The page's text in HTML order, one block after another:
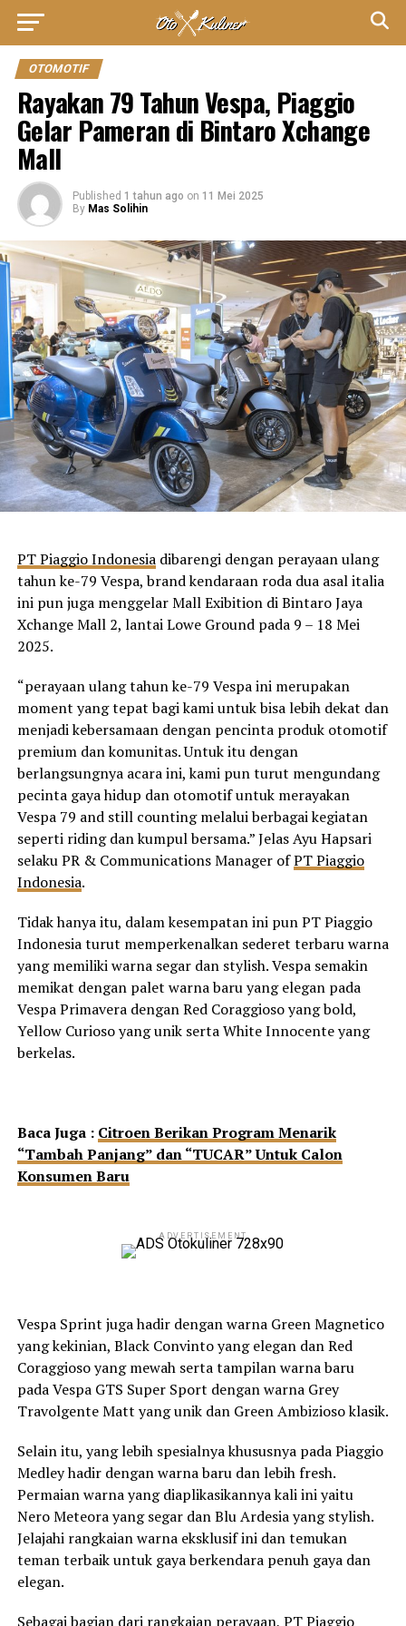
OTOMOTIF
Rayakan 79 Tahun Vespa, Piaggio
Gelar Pameran di Bintaro Xchange
Mall
Published 1 tahun ago on 11 Mei 2025
By Mas Solihin
PT Piaggio Indonesiadibarengi dengan perayaan ulang
tahun ke-79 Vespa, brand kendaraan roda dua asal italia
ini pun juga menggelar Mall Exibition di Bintaro Jaya
Xchange Mall 2, lantai Lowe Ground pada 9 – 18 Mei
2025.
“perayaan ulang tahun ke-79 Vespa ini merupakan
moment yang tepat bagi kami untuk bisa lebih dekat dan
menjadi kebersamaan dengan pencinta produk otomotif
premium dan komunitas. Untuk itu dengan
berlangsungnya acara ini, kami pun turut mengundang
pecinta gaya hidup dan otomotif untuk merayakan
Vespa 79 and still counting melalui berbagai kegiatan
seperti riding dan kumpul bersama.” Jelas Ayu Hapsari
selaku PR & Communications Manager ofPT Piaggio
Indonesia.
Tidak hanya itu, dalam kesempatan ini pun PT Piaggio
Indonesia turut memperkenalkan sederet terbaru warna
yang memiliki warna segar dan stylish. Vespa semakin
memikat dengan palet warna baru yang elegan pada
Vespa Primavera dengan Red Coraggioso yang bold,
Yellow Curioso yang unik serta White Innocente yang
berkelas.
Baca Juga : Citroen Berikan Program Menarik
“Tambah Panjang” dan “TUCAR” Untuk Calon
Konsumen Baru
ADVERTISEMENT
Vespa Sprint juga hadir dengan warna Green Magnetico
yang kekinian, Black Convinto yang elegan dan Red
Coraggioso yang mewah serta tampilan warna baru
pada Vespa GTS Super Sport dengan warna Grey
Travolgente Matt yang unik dan Green Ambizioso klasik.
Selain itu, yang lebih spesialnya khususnya pada Piaggio
Medley hadir dengan warna baru dan lebih fresh.
Permaian warna yang diaplikasikannya kali ini yaitu
Nero Meteora yang segar dan Blu Ardesia yang stylish.
Jelajahi rangkaian warna eksklusif ini dan temukan
teman terbaik untuk gaya berkendara penuh gaya dan
elegan.
Sebagai bagian dari rangkaian perayaan, PT Piaggio